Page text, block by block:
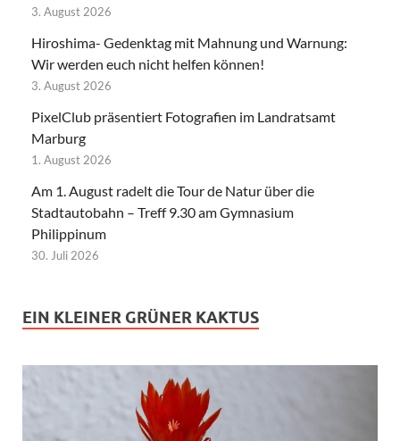
3. August 2026
Hiroshima- Gedenktag mit Mahnung und Warnung:
Wir werden euch nicht helfen können!
3. August 2026
PixelClub präsentiert Fotografien im Landratsamt
Marburg
1. August 2026
Am 1. August radelt die Tour de Natur über die
Stadtautobahn – Treff 9.30 am Gymnasium
Philippinum
30. Juli 2026
EIN KLEINER GRÜNER KAKTUS